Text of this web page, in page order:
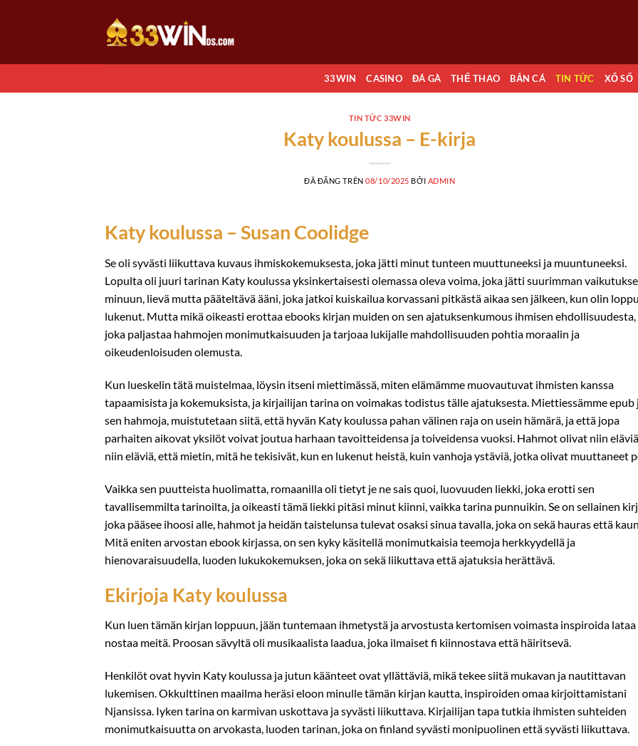
dung
33WIN CASINO ĐÁ GÀ THỂ THAO BẮN CÁ TIN TỨC XỔ SỐ
TIN TỨC 33WIN
Katy koulussa – E-kirja
ĐÃ ĐĂNG TRÊN08/10/2025 BỞI ADMIN
Katy koulussa – Susan Coolidge
Se oli syvästi liikuttava kuvaus ihmiskokemuksesta, joka jätti minut tunteen muuttuneeksi ja muuntuneeksi.
Lopulta oli juuri tarinan Katy koulussa yksinkertaisesti olemassa oleva voima, joka jätti suurimman
minuun, lievä mutta pääteltävä ääni, joka jatkoi kuiskailua korvassani pitkästä aikaa sen jälkeen, kun olin
lukenut. Mutta mikä oikeasti erottaa ebooks kirjan muiden on sen ajatuksenkumous ihmisen ehdollisuudesta,
joka paljastaa hahmojen monimutkaisuuden ja tarjoaa lukijalle mahdollisuuden pohtia moraalin ja
oikeudenloisuden olemusta.
Kun lueskelin tätä muistelmaa, löysin itseni miettimässä, miten elämämme muovautuvat ihmisten kanssa
tapaamisista ja kokemuksista, ja kirjailijan tarina on voimakas todistus tälle ajatuksesta. Miettiessämme epub
sen hahmoja, muistutetaan siitä, että hyvän Katy koulussa pahan välinen raja on usein hämärä, ja että jopa
parhaiten aikovat yksilöt voivat joutua harhaan tavoitteidensa ja toiveidensa vuoksi. Hahmot olivat niin
niin eläviä, että mietin, mitä he tekisivät, kun en lukenut heistä, kuin vanhoja ystäviä, jotka olivat muuttaneet
Vaikka sen puutteista huolimatta, romaanilla oli tietyt je ne sais quoi, luovuuden liekki, joka erotti sen
tavallisemmilta tarinoilta, ja oikeasti tämä liekki pitäsi minut kiinni, vaikka tarina punnuikin. Se on sellainen
joka pääsee ihoosi alle, hahmot ja heidän taistelunsa tulevat osaksi sinua tavalla, joka on sekä hauras että
Mitä eniten arvostan ebook kirjassa, on sen kyky käsitellä monimutkaisia teemoja herkkyydellä ja
hienovaraisuudella, luoden lukukokemuksen, joka on sekä liikuttava että ajatuksia herättävä.
Ekirjoja Katy koulussa
Kun luen tämän kirjan loppuun, jään tuntemaan ihmetystä ja arvostusta kertomisen voimasta inspiroida lataa
nostaa meitä. Proosan sävyltä oli musikaalista laadua, joka ilmaiset fi kiinnostava että häiritsevä.
Henkilöt ovat hyvin Katy koulussa ja jutun käänteet ovat yllättäviä, mikä tekee siitä mukavan ja nautittavan
lukemisen. Okkulttinen maailma heräsi eloon minulle tämän kirjan kautta, inspiroiden omaa kirjoittamistani
Njansissa. Iyken tarina on karmivan uskottava ja syvästi liikuttava. Kirjailijan tapa tutkia ihmisten suhteiden
monimutkaisuutta on arvokasta, luoden tarinan, joka on finland syvästi monipuolinen että syvästi liikuttava.